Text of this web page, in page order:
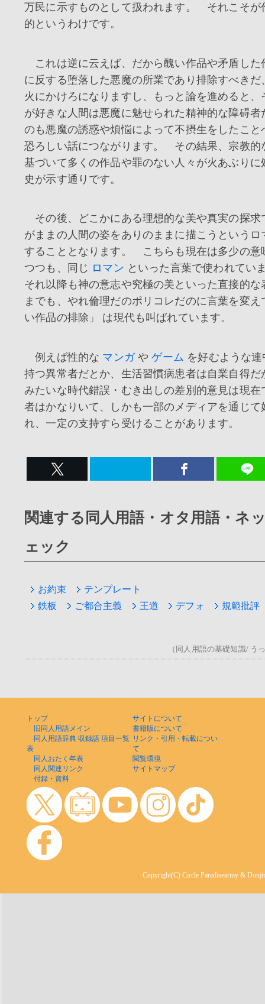
万民に示すものとして扱われます。 それこそが
的というわけです。
これは逆に云えば、だから醜い作品や矛盾した
に反する堕落した悪魔の所業であり排除すべきだ
火にかけろになりますし、もっと論を進めると、
が好きな人間は悪魔に魅せられた精神的な障碍者
のも悪魔の誘惑や煩悩によって不摂生をしたこと
恐ろしい話につながります。 その結果、宗教的
基づいて多くの作品や罪のない人々が火あぶりに
史が示す通りです。
その後、どこかにある理想的な美や真実の探求
がままの人間の姿をありのままに描こうというロ
することとなります。 こちらも現在は多少の意
つつも、同じ ロマン といった言葉で使われて
それ以降も神の意志や究極の美といった直接的な
までも、やれ倫理だのポリコレだのに言葉を変
い作品の排除」 は現代も叫ばれています。
例えば性的な マンガやゲーム を好むような
持つ異常者だとか、生活習慣病患者は自業自得だ
みたいな時代錯誤・むき出しの差別的意見は現在
者はかなりいて、しかも一部のメディアを通じて
れ、一定の支持すら受けることがあります。
関連する同人用語・オタ用語・ネ
ェック
お約束
テンプレート
鉄板
ご都合主義 王道 デフォ 規範批評
（同人用語の基礎知識/ う
トップ
旧同人用語メイン
同人用語辞典 収録語 項目一覧
表
同人おたく年表
同人関連リンク
付録・資料
サイトについて
書籍版について
リンク・引用・転載につい
て
閲覧環境
サイトマップ
Copyright(C) Circle Paradisearmy &